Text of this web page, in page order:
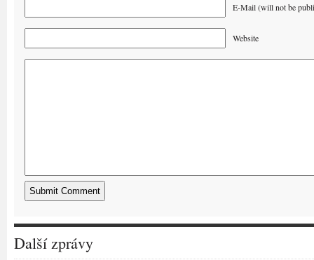
E-Mail (will not be
Website
Další zprávy